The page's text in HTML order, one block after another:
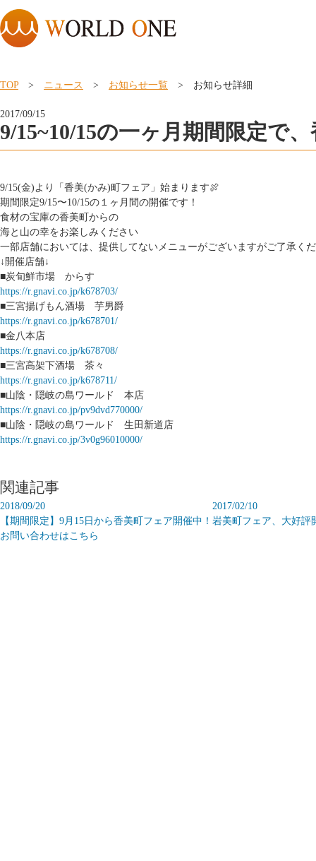
TOP> ニュース > お知らせ一覧 > お知らせ詳細
2017/09/15
9/15~10/15の一ヶ月期間限定で
9/15(金)より「香美(かみ)町フェア」始まります🍖
期間限定9/15〜10/15の１ヶ月間の開催です！
食材の宝庫の香美町からの
海と山の幸をお楽しみください
一部店舗においては、提供してないメニューがございますがご了承く
↓開催店舗↓
■炭旬鮮市場 からす
https://r.gnavi.co.jp/k678703/
■三宮揚げもん酒場 芋男爵
https://r.gnavi.co.jp/k678701/
■金八本店
https://r.gnavi.co.jp/k678708/
■三宮高架下酒場 茶々
https://r.gnavi.co.jp/k678711/
■山陰・隠岐の島ワールド 本店
https://r.gnavi.co.jp/pv9dvd770000/
■山陰・隠岐の島ワールド 生田新道店
https://r.gnavi.co.jp/3v0g96010000/
関連記事
2018/09/20
【期間限定】9月15日から香美町フェア開催中！
2017/02/10
岩美町フェア、大好評
お問い合わせはこちら